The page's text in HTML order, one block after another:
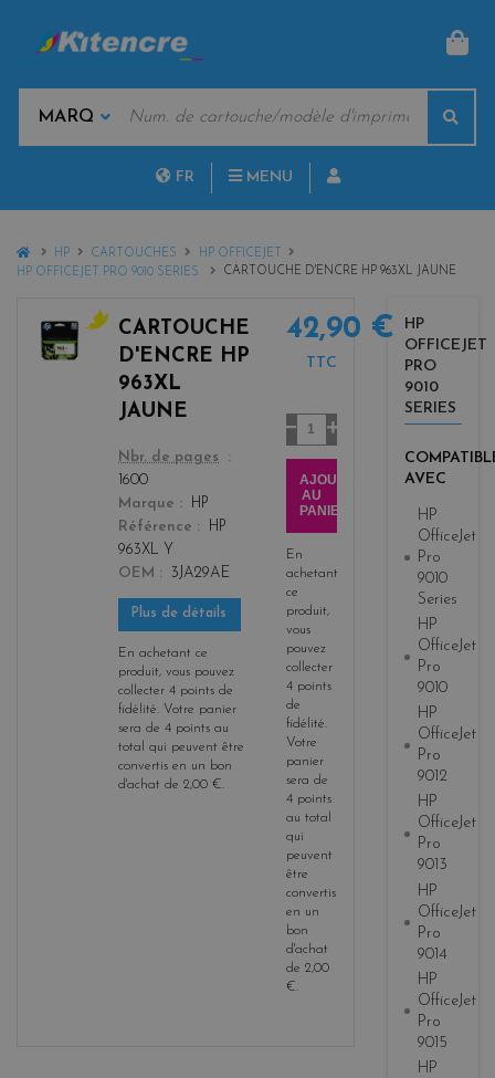
MARQUES
CLÉS
FR MENU
HOME
HP CARTOUCHES
HP OFFICEJET
HP OFFICEJET PRO 9010 SERIES
CARTOUCHE D'ENCRE HP 963XL JAUNE
CARTOUCHE
D'ENCRE HP
963XL
JAUNE
color
Nbr. de pages
1600
Marque
HP
Référence
HP
963XL Y
OEM
3JA29AE
Plus de détails
En achetant ce
produit, vous pouvez
collecter 4 points de
fidélité. Votre panier
sera de 4 points au
total qui peuvent être
convertis en un bon
d'achat de 2,00 €.
42,90 €
TTC
Quantité
AJOUTER
AU
PANIER
En
achetant
ce
produit,
vous
pouvez
collecter
4 points
de
fidélité.
Votre
panier
sera de
4 points
au total
qui
peuvent
être
convertis
en un
bon
d'achat
de 2,00
€.
HP
OFFICEJET
PRO
9010
SERIES
AVEC
HP
OfficeJet
Pro
9010
Series
HP
OfficeJet
Pro
9010
HP
OfficeJet
Pro
9012
HP
OfficeJet
Pro
9013
HP
OfficeJet
Pro
9014
HP
OfficeJet
Pro
9015
HP